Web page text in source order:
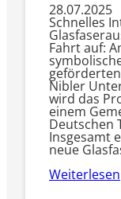
28.07.2025
Schnelles
Fahrt auf:
Nibler
wird das
einem
Deutschen
Insgesamt
neue
Weiterlesen